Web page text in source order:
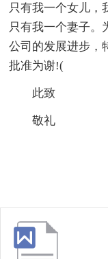
只有我一个女儿，
只有我一个妻子。
公司的发展进步，
批准为谢!(
此致
敬礼